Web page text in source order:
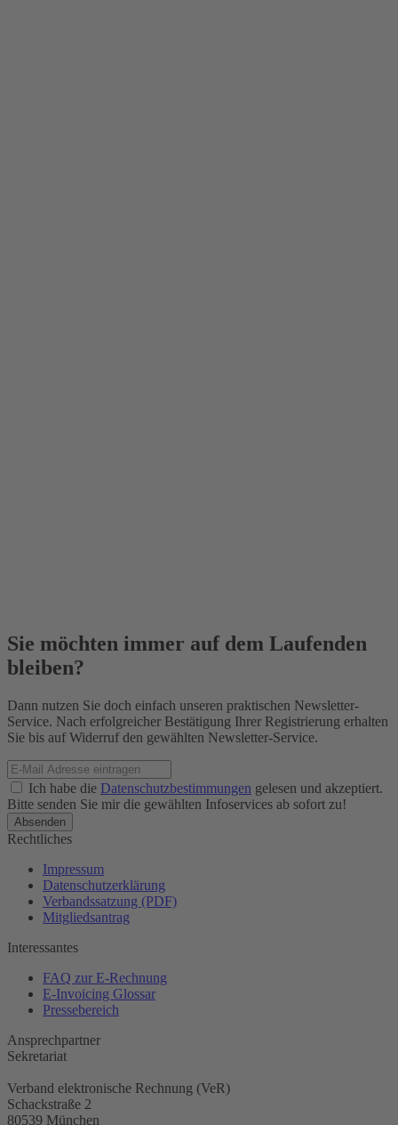
Sie möchten immer auf dem Laufenden
bleiben?
Dann nutzen Sie doch einfach unseren praktischen Newsletter-
Service. Nach erfolgreicher Bestätigung Ihrer Registrierung erhalten
Sie bis auf Widerruf den gewählten Newsletter-Service.
Ich habe die Datenschutzbestimmungen gelesen und akzeptiert.
Bitte senden Sie mir die gewählten Infoservices ab sofort zu!
Rechtliches
Impressum
Datenschutzerklärung
Verbandssatzung (PDF)
Mitgliedsantrag
Interessantes
FAQ zur E-Rechnung
E-Invoicing Glossar
Pressebereich
Ansprechpartner
Sekretariat
Verband elektronische Rechnung (VeR)
Schackstraße 2
80539 München